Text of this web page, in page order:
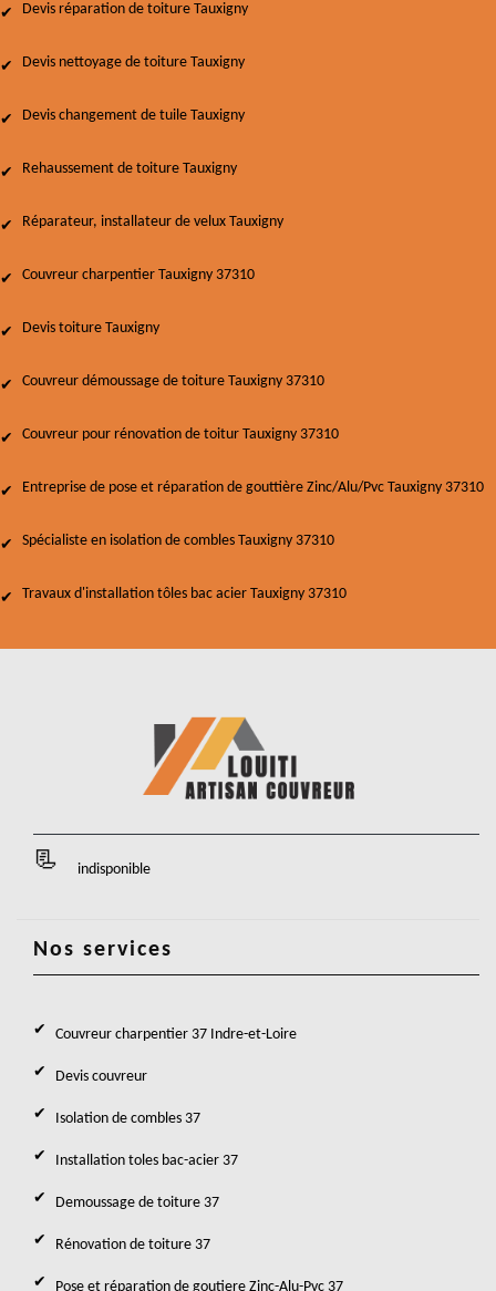
Devis réparation de toiture Tauxigny
Devis nettoyage de toiture Tauxigny
Devis changement de tuile Tauxigny
Rehaussement de toiture Tauxigny
Réparateur, installateur de velux Tauxigny
Couvreur charpentier Tauxigny 37310
Devis toiture Tauxigny
Couvreur démoussage de toiture Tauxigny 37310
Couvreur pour rénovation de toitur Tauxigny 37310
Entreprise de pose et réparation de gouttière Zinc/Alu/Pvc Tauxigny 37310
Spécialiste en isolation de combles Tauxigny 37310
Travaux d'installation tôles bac acier Tauxigny 37310
indisponible
Nos services
Couvreur charpentier 37 Indre-et-Loire
Devis couvreur
Isolation de combles 37
Installation toles bac-acier 37
Demoussage de toiture 37
Rénovation de toiture 37
Pose et réparation de goutiere Zinc-Alu-Pvc 37